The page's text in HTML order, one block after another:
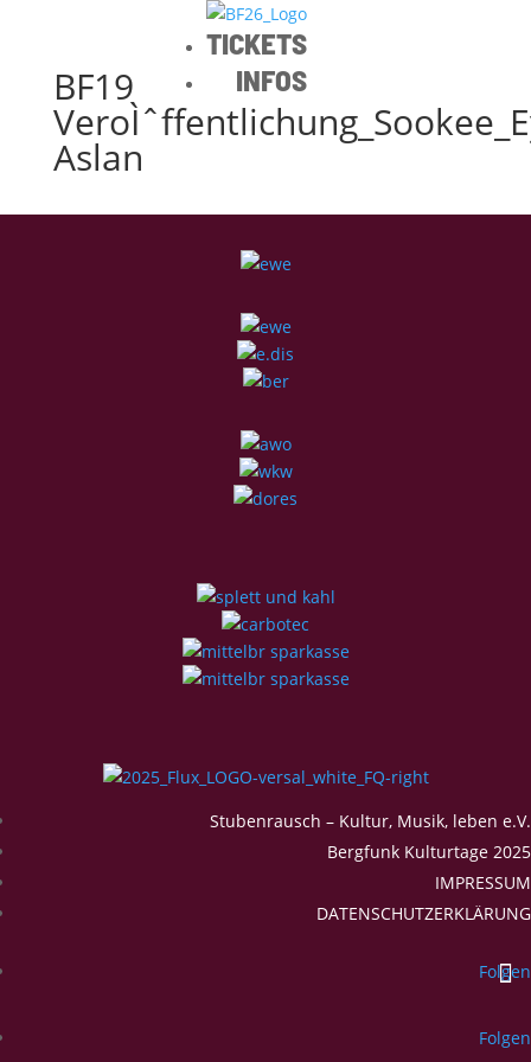
TICKETS
INFOS
BF19
Aslan
Stubenrausch – Kultur, Musik, leben e.V.
Bergfunk Kulturtage 2025
IMPRESSUM
DATENSCHUTZERKLÄRUNG
Folgen
Folgen